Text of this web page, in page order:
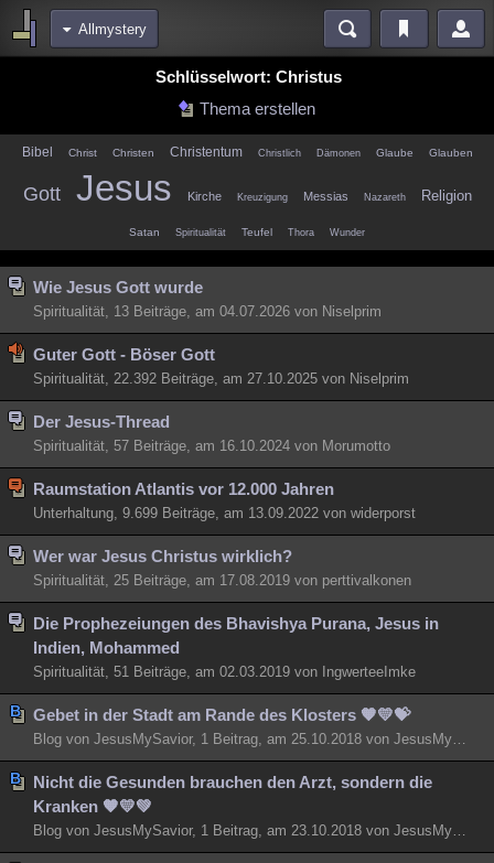
Allmystery
Diskussionen Videos
Chat Neuigkeiten
meine Rubriken
Spiritualität Verschwörungen Technologie Ufologie
Natur Umfragen Unterhaltung
weitere Rubriken
Philosophie Träume Orte
Musik Clash Verbesserungen Allmystery
Übersichten
Besucht Teilgenommen Alle Neue Geschlossen
Lesenswert Schlüsselwörter
Schlüsselwort: Christus
Thema erstellen
Bibel Christ Christen Christentum Christlich Dämonen Glaube Glauben
Gott Jesus Kirche Kreuzigung Messias Nazareth Religion
Satan Spiritualität Teufel Thora Wunder
Wie Jesus Gott wurde
Spiritualität, 13 Beiträge, am 04.07.2026 von Niselprim
Guter Gott - Böser Gott
Spiritualität, 22.392 Beiträge, am 27.10.2025 von Niselprim
Der Jesus-Thread
Spiritualität, 57 Beiträge, am 16.10.2024 von Morumotto
Raumstation Atlantis vor 12.000 Jahren
Unterhaltung, 9.699 Beiträge, am 13.09.2022 von widerporst
Wer war Jesus Christus wirklich?
Spiritualität, 25 Beiträge, am 17.08.2019 von perttivalkonen
Die Prophezeiungen des Bhavishya Purana, Jesus in
Indien, Mohammed
Spiritualität, 51 Beiträge, am 02.03.2019 von IngwerteeImke
Gebet in der Stadt am Rande des Klosters 🧡💛💝
Blog von JesusMySavior, 1 Beitrag, am 25.10.2018 von JesusMySavior
Nicht die Gesunden brauchen den Arzt, sondern die
Kranken 🧡💛💚
Blog von JesusMySavior, 1 Beitrag, am 23.10.2018 von JesusMySavior